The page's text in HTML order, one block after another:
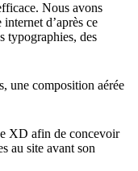
Nous avons
d’après ce
typographies, des
une composition aérée
XD afin de concevoir
au site avant son